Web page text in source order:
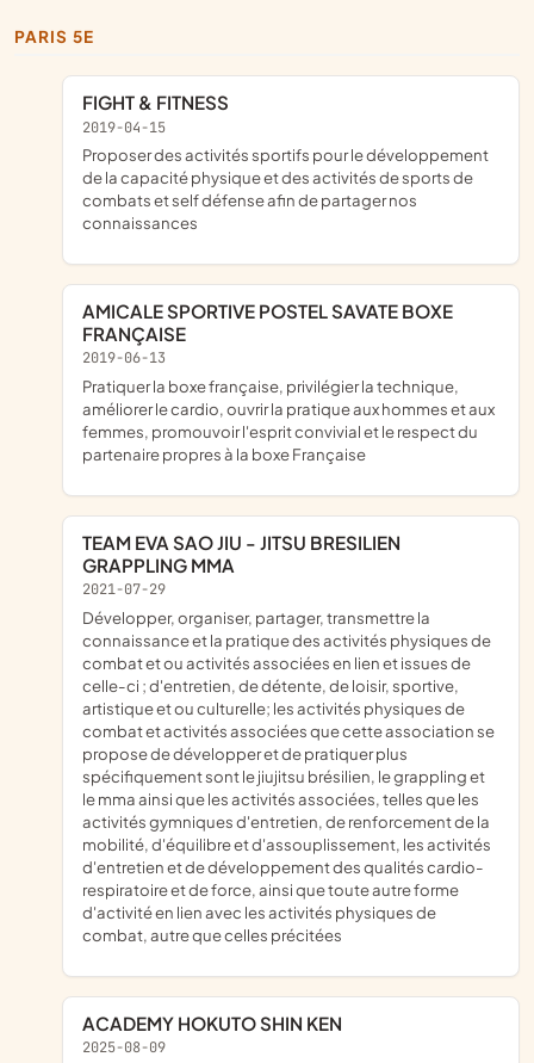
PARIS 5E
FIGHT & FITNESS
2019-04-15
proposer des activités sportifs pour le développement
de la capacité physique et des activités de sports de
combats et self défense afin de partager nos
connaissances
AMICALE SPORTIVE POSTEL SAVATE BOXE
FRANÇAISE
2019-06-13
pratiquer la boxe française, privilégier la technique,
améliorer le cardio, ouvrir la pratique aux hommes et aux
femmes, promouvoir l'esprit convivial et le respect du
partenaire propres à la boxe Française
TEAM EVA SAO JIU - JITSU BRESILIEN
GRAPPLING MMA
2021-07-29
développer, organiser, partager, transmettre la
connaissance et la pratique des activités physiques de
combat et ou activités associées en lien et issues de
celle-ci ; d'entretien, de détente, de loisir, sportive,
artistique et ou culturelle; les activités physiques de
combat et activités associées que cette association se
propose de développer et de pratiquer plus
spécifiquement sont le jiujitsu brésilien, le grappling et
le mma ainsi que les activités associées, telles que les
activités gymniques d'entretien, de renforcement de la
mobilité, d'équilibre et d'assouplissement, les activités
d'entretien et de développement des qualités cardio-
respiratoire et de force, ainsi que toute autre forme
d'activité en lien avec les activités physiques de
combat, autre que celles précitées
ACADEMY HOKUTO SHIN KEN
2025-08-09